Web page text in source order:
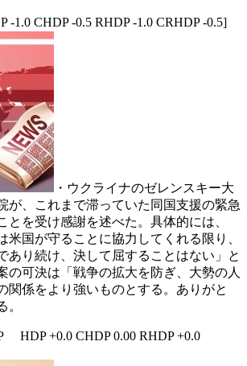
1.0 CHDP -0.5 RHDP -1.0 CRHDP -0.5]
・ウクライナのゼレンスキー大
が、これまで滞っていた同国支援の緊急
とを受け感謝を述べた。具体的には、
米国が守ることに協力してくれる限り、
あり続け、決して屈することはない」と
の可決は「戦争の拡大を防ぎ、大勢の人
関係をより強いものとする。ありがと
。
HDP +0.0 CHDP 0.00 RHDP +0.0